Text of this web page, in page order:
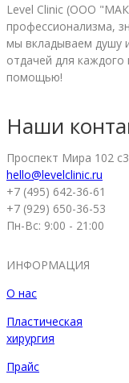
Level Clinic (ООО
профессионализма,
мы вкладываем душу
отдачей для
помощью!
Наши
Проспект Мира 102
hello@levelclinic.ru
+7 (495) 642-36-61
+7 (929) 650-36-53
Пн-Вс: 9:00 - 21:00
ИНФОРМАЦИЯ
О нас
Пластическая
хирургия
Прайс